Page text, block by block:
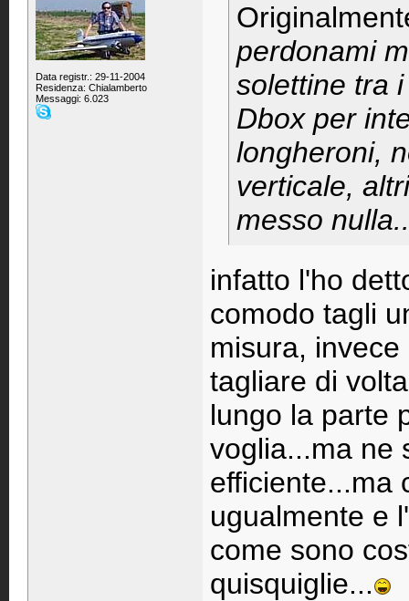
Data registr.: 29-11-2004
Residenza: Chialamberto
Messaggi: 6.023
perdonami
solettine tra
Dbox per
longheroni,
verticale,
messo nulla..
infatto l'ho
comodo tagli
misura,
tagliare di
lungo la parte
voglia...ma ne
efficiente...ma
ugualmente e
come sono
quisquiglie...